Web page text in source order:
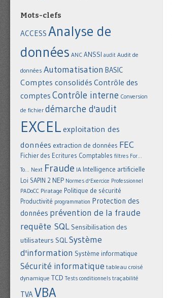
Mots-clefs
ACCESS Analyse de
données ANC ANSSI audit Audit de
données Automatisation BASIC
Comptes consolidés Contrôle des
comptes Contrôle interne Conversion
de fichier démarche d'audit
EXCEL exploitation des
données extraction de données FEC
Fichier des Ecritures Comptables filtres For...
To... Next Fraude IA Intelligence artificielle
Loi SAPIN 2 NEP Normes d'Exercice Professionnel
PADoCC Piratage Politique de sécurité
Productivité programmation Protection des
données prévention de la fraude
requête SQL Sensibilisation des
utilisateurs SQLSystème
d'information Système informatique
Sécurité informatique tableau croisé
dynamique TCD Tests conditionnels traçabilité
TVAVBA